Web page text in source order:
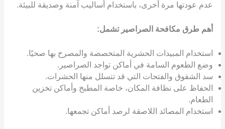
عدم عودتها مرة أخرى، باستخدام أساليب آمنة وصديقة للبيئة.
أهم طرق مكافحة الصراصير تشمل:
استخدام المبيدات الحشرية المتخصصة والمصرح بها صحيًا.
وضع الطعوم السامة في أماكن تواجد الصراصير.
سد الشقوق والفتحات التي قد تتسلل منها الحشرات.
الحفاظ على نظافة المكان، خاصة المطبخ وأماكن تخزين
الطعام.
استخدام المصائد اللاصقة لرصد أماكن تجمعها.